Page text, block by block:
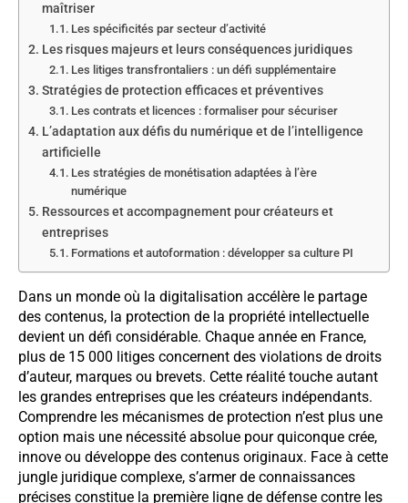
maîtriser
Les spécificités par secteur d’activité
Les risques majeurs et leurs conséquences juridiques
Les litiges transfrontaliers : un défi supplémentaire
Stratégies de protection efficaces et préventives
Les contrats et licences : formaliser pour sécuriser
L’adaptation aux défis du numérique et de l’intelligence
artificielle
Les stratégies de monétisation adaptées à l’ère
numérique
Ressources et accompagnement pour créateurs et
entreprises
Formations et autoformation : développer sa culture PI
Dans un monde où la digitalisation accélère le partage
des contenus, la protection de la propriété intellectuelle
devient un défi considérable. Chaque année en France,
plus de 15 000 litiges concernent des violations de droits
d’auteur, marques ou brevets. Cette réalité touche autant
les grandes entreprises que les créateurs indépendants.
Comprendre les mécanismes de protection n’est plus une
option mais une nécessité absolue pour quiconque crée,
innove ou développe des contenus originaux. Face à cette
jungle juridique complexe, s’armer de connaissances
précises constitue la première ligne de défense contre les